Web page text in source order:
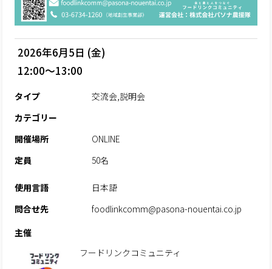
2026年6月5日 (金)
12:00～13:00
タイプ
交流会,説明会
カテゴリー
開催場所
ONLINE
定員
50名
使用言語
日本語
問合せ先
foodlinkcomm@pasona-nouentai.co.jp
主催
フードリンクコミュニティ